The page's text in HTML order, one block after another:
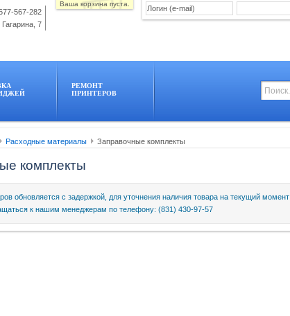
Ваша корзина пуста.
567-282
Гагарина, 7
РЕМОНТ
ПРИНТЕРОВ
Расходные материалы Заправочные комплекты
комплекты
обновляется с задержкой, для уточнения наличия товара на текущий момент
к нашим менеджерам по телефону: (831) 430-97-57